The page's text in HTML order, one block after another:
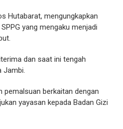
Hutabarat, mengungkapkan
yang mengaku menjadi
dan saat ini tengah
Jambi.
pemalsuan berkaitan dengan
yayasan kepada Badan Gizi